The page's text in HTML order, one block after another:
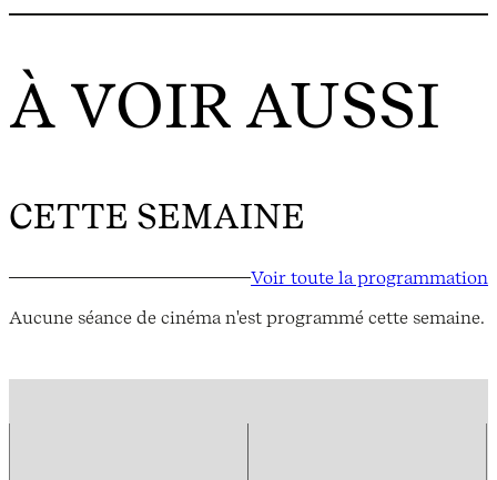
À VOIR AUSSI
CETTE SEMAINE
Voir toute la programmation
Aucune séance de cinéma n'est programmé cette semaine.